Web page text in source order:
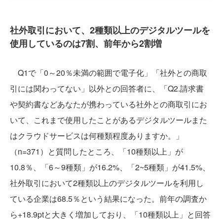
社外取引において、2種類以上のデジタルツールを
使用しているのは7割、前年から2割増
Q1で「0～20％未満の範囲で電子化」「社外との商取
引には関わってない」以外との回答者に、「Q2.請求書
や契約書などあなたが携わっている社外との商取引にお
いて、これまで使用したことがあるデジタルツールまた
はクラウドサービスは何種類程度ありますか。」
（n=371）と質問したところ、「10種類以上」が
10.8％、「6～9種類」が16.2%、「2~5種類」が41.5%、
社外取引において2種類以上のデジタルツールを利用し
ている企業は68.5％という結果になった。前年の調査か
ら+18.9ptと大きく増加しており、「10種類以上」と回答